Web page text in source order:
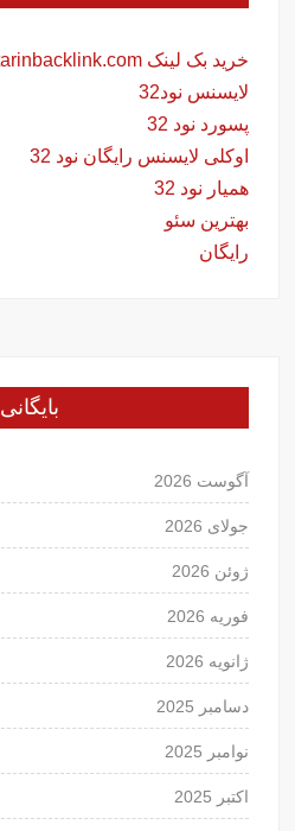
خرید بک لینک behtarinbacklink.com
لایسنس نود32
پسورد نود 32
اوکلی لایسنس رایگان نود 32
همیار نود 32
بهترین سئو
رایگان
بایگانی
آگوست 2026
جولای 2026
ژوئن 2026
فوریه 2026
ژانویه 2026
دسامبر 2025
نوامبر 2025
اکتبر 2025